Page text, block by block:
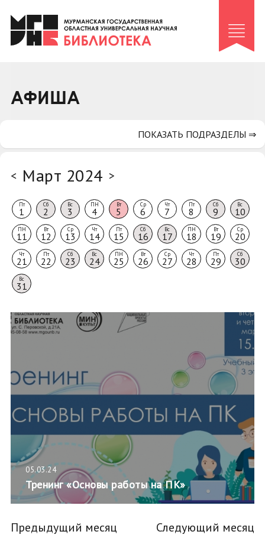
Клуб «Гиря и сельдерей»
Клуб «Семейный архив»
Коллегам
АФИША
< Март 2024 >
Пт
1
Сб
2
Вс
3
ПН
4
Вт
5
Ср
6
Чт
7
Пт
8
Сб
9
Вс
10
ПН
11
Вт
12
Ср
13
Чт
14
Пт
15
Сб
16
Вс
17
ПН
18
Вт
19
Ср
20
Чт
21
Пт
22
Сб
23
Вс
24
ПН
25
Вт
26
Ср
27
Чт
28
Пт
29
Сб
30
Вс
31
05.03.24
Тренинг «Основы работы на ПК»
Предыдущий месяц Следующий месяц
ПОКАЗАТЬ ПОДРАЗДЕЛЫ ⇒